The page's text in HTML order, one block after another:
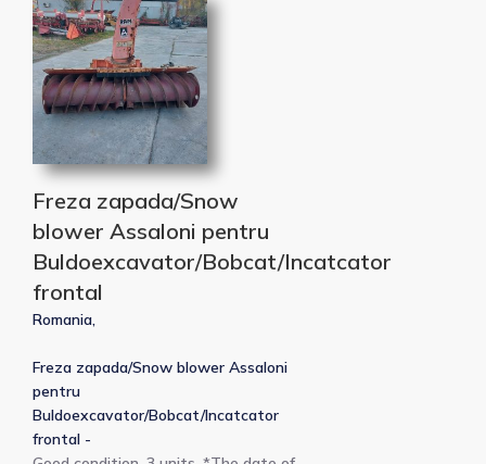
Freza zapada/Snow
blower Assaloni pentru
Buldoexcavator/Bobcat/Incatcator
frontal
Romania,
Freza zapada/Snow blower Assaloni
pentru
Buldoexcavator/Bobcat/Incatcator
frontal -